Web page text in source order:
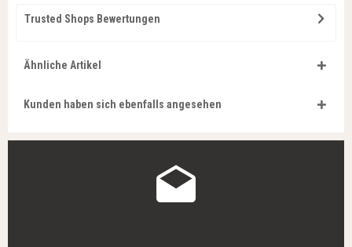
Trusted Shops Bewertungen
Ähnliche Artikel
Kunden haben sich ebenfalls angesehen